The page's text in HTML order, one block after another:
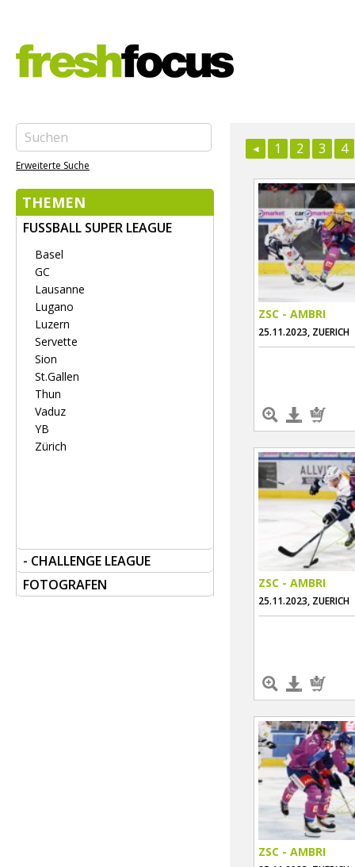
Erweiterte Suche
THEMEN
FUSSBALL SUPER LEAGUE
Basel
GC
Lausanne
Lugano
Luzern
Servette
Sion
St.Gallen
Thun
Vaduz
YB
Zürich
- CHALLENGE LEAGUE
FOTOGRAFEN
1 2 3 4
ZSC - AMBRI
25.11.2023, ZUERICH
ZSC - AMBRI
25.11.2023, ZUERICH
ZSC - AMBRI